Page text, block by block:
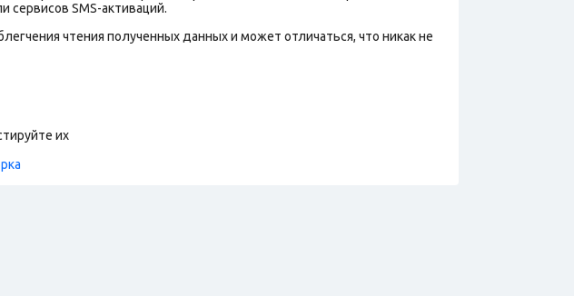
SMS-активаций.
чтения полученных данных и может отличаться, что никак не
их